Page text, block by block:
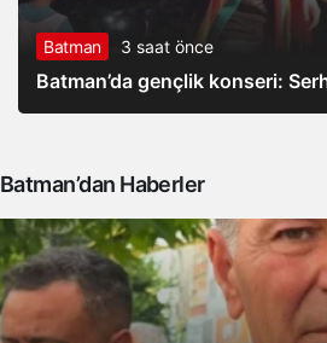
Batman 3 saat önce
Batman’da gençlik konseri:
Batman’dan Haberler